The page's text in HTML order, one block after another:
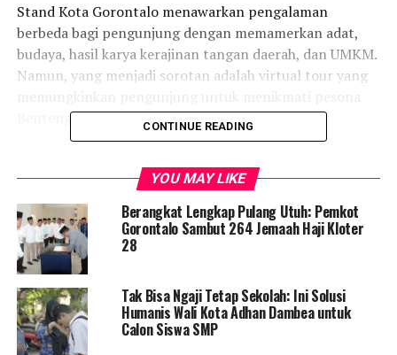
Stand Kota Gorontalo menawarkan pengalaman
berbeda bagi pengunjung dengan memamerkan adat,
budaya, hasil karya kerajinan tangan daerah, dan UMKM.
Namun, yang menjadi sorotan adalah virtual tour yang
Benteng Otanaha secara virtual.
Tauhid Soleman, Wali Kota Makassar Dani Pomanto, dan
Wali Kota Palembang, mengunjungi stand Pemerintah
Kota Gorontalo. Mereka terkesan dengan inovasi yang
ditampilkan oleh Pemerintah Kota Gorontalo dalam
memanfaatkan teknologi Smart City.
Wali Kota Ternate menyebut bahwa program virtual
tour adalah sebuah inovasi yang luar biasa yang
memungkinkan orang dari daerah lain untuk merasakan
CONTINUE READING
YOU MAY LIKE
Berangkat Lengkap Pulang Utuh: Pemkot
Gorontalo Sambut 264 Jemaah Haji Kloter
28
Tak Bisa Ngaji Tetap Sekolah: Ini Solusi
Humanis Wali Kota Adhan Dambea untuk
Calon Siswa SMP